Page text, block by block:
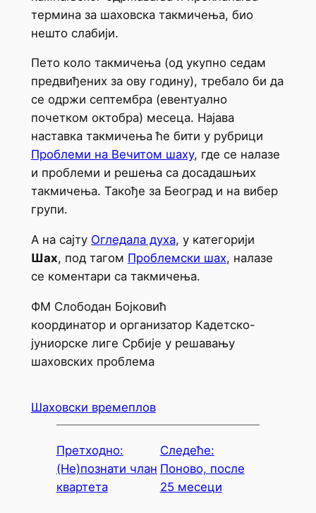
термина за шаховска такмичења, био
нешто слабији.
Пето коло такмичења (од укупно седам
предвиђених за ову годину), требало би да
се одржи септембра (евентуално
почетком октобра) месеца. Најава
наставка такмичења ће бити у рубрици
Проблеми на Вечитом шаху, где се налазе
и проблеми и решења са досадашњих
такмичења. Такође за Београд и на вибер
групи.
А на сајту Огледала духа, у категорији
Шах, под тагом Проблемски шах, налазе
се коментари са такмичења.
ФМ Слободан Бојковић
координатор и организатор Кадетско-
јуниорске лиге Србије у решавању
шаховских проблема
Шаховски времеплов
Претходно:
(Не)познати члан
квартета
Следеће:
Поново, после
25 месеци